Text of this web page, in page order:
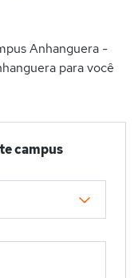
Anhanguera -
para você
campus